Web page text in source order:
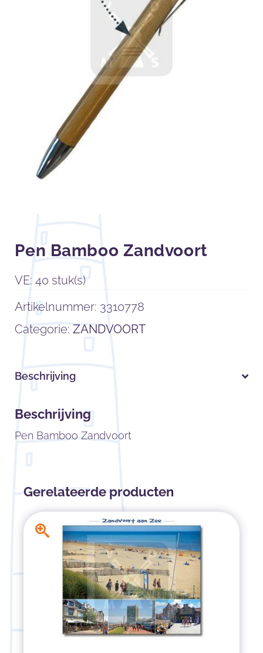
Pen Bamboo Zandvoort
VE: 40 stuk(s)
Artikelnummer: 3310778
Categorie:ZANDVOORT
Beschrijving
Beschrijving
Pen Bamboo Zandvoort
Gerelateerde producten